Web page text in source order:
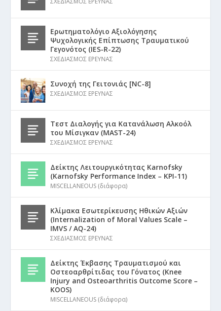
Ερωτηματολόγιο Αξιολόγησης
Ψυχολογικής Επίπτωσης Τραυματικού
Γεγονότος (IES-R-22)
ΣΧΕΔΙΑΣΜΟΣ ΕΡΕΥΝΑΣ
Συνοχή της Γειτονιάς [NC-8]
ΣΧΕΔΙΑΣΜΟΣ ΕΡΕΥΝΑΣ
Τεστ Διαλογής για Κατανάλωση Αλκοόλ
του Μίσιγκαν (MAST-24)
ΣΧΕΔΙΑΣΜΟΣ ΕΡΕΥΝΑΣ
Δείκτης Λειτουργικότητας Karnofsky
(Karnofsky Performance Index – KPI-11)
MISCELLANEOUS (διάφορα)
Κλίμακα Εσωτερίκευσης Ηθικών Αξιών
(Internalization of Moral Values Scale –
IMVS / AQ-24)
ΣΧΕΔΙΑΣΜΟΣ ΕΡΕΥΝΑΣ
Δείκτης Έκβασης Τραυματισμού και
Οστεοαρθρίτιδας του Γόνατος (Knee
Injury and Osteoarthritis Outcome Score –
KOOS)
MISCELLANEOUS (διάφορα)